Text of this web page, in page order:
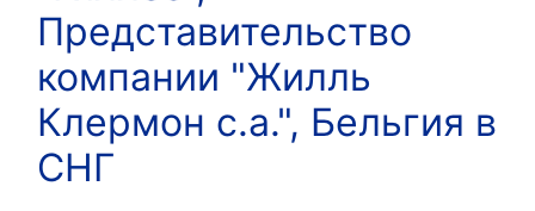
Представительство
компании "Жилль
Клермон с.а.", Бельгия в
СНГ